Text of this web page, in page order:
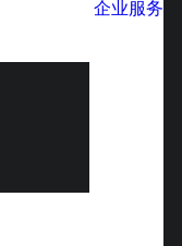
企业服务